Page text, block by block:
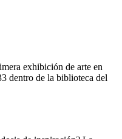
exhibición de arte en
dentro de la biblioteca del